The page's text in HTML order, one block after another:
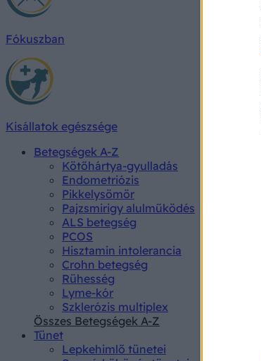
Fókuszban
Kisállatok egészsége
Betegségek A-Z
Kötőhártya-gyulladás
Endometriózis
Pikkelysömör
Pajzsmirigy alulműködés
ALS betegség
PCOS
Hisztamin intolerancia
Crohn betegség
Rühesség
Lyme-kór
Szklerózis multiplex
Összes Betegségek A-Z
Tünet
Lepkehimlő tünetei